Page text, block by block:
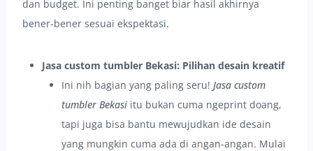
dan budget. Ini penting banget biar hasil akhirnya
bener-bener sesuai ekspektasi.
Jasa custom tumbler Bekasi: Pilihan desain kreatif
Ini nih bagian yang paling seru! Jasa custom
tumbler Bekasi itu bukan cuma ngeprint doang,
tapi juga bisa bantu mewujudkan ide desain
yang mungkin cuma ada di angan-angan. Mulai